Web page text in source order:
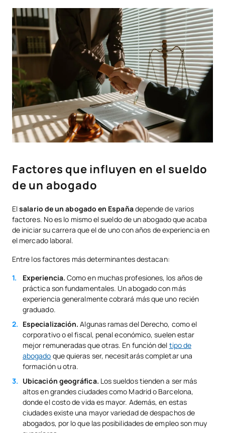
Factores que influyen en el sueldo
de un abogado
Elsalario de un abogado en Españadepende de varios
factores. No es lo mismo el sueldo de un abogado que acaba
de iniciar su carrera que el de uno con años de experiencia en
el mercado laboral.
Entre los factores más determinantes destacan:
Experiencia.Como en muchas profesiones, los años de
práctica son fundamentales. Un abogado con más
experiencia generalmente cobrará más que uno recién
graduado.
Especialización. Algunas ramas del Derecho, como el
corporativo o el fiscal, penal económico, suelen estar
mejor remuneradas que otras. En función del tipo de
abogado que quieras ser, necesitarás completar una
formación u otra.
Ubicación geográfica. Los sueldos tienden a ser más
altos en grandes ciudades como Madrid o Barcelona,
donde el costo de vida es mayor. Además, en estas
ciudades existe una mayor variedad de despachos de
abogados, por lo que las posibilidades de empleo son muy